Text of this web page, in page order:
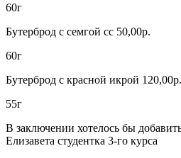
60г
Бутерброд с семгой сс 50,00р.
60г
Бутерброд с красной икрой 120,00р.
55г
В заключении хотелось бы
Елизавета студентка 3-го курса